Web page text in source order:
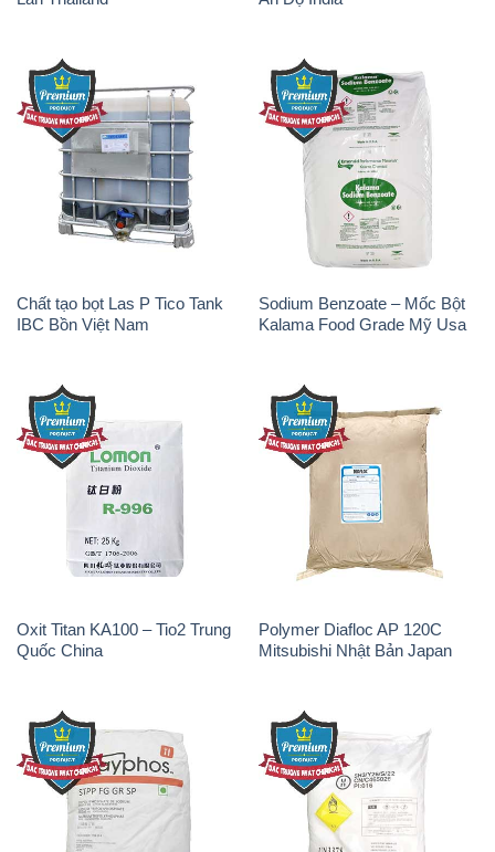
Chất tạo bọt Las P Tico Tank
IBC Bồn Việt Nam
Sodium Benzoate – Mốc Bột
Kalama Food Grade Mỹ Usa
Oxit Titan KA100 – Tio2 Trung
Polymer Diafloc AP 120C
Mitsubishi Nhật Bản Japan
Sodium Tripoly Phosphate –
STPP Prayphos Bỉ Belgium
Sodium Percarbonate Dạng
Bột Trung Quốc China